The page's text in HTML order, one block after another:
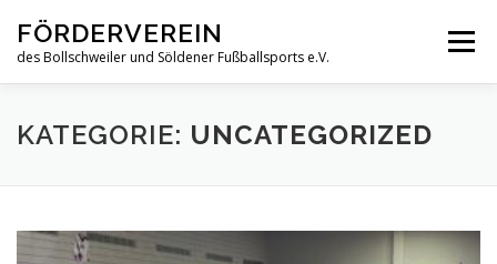
Inhalt
springen
FÖRDERVEREIN
des Bollschweiler und Söldener Fußballsports e.V.
Menü
ÜBER UNS NEWS MITGLIED WERDEN
KATEGORIE: UNCATEGORIZED